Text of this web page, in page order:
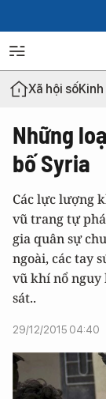
Xã hội số
Những
bố Syria
Các lực lượng
vũ trang tự
gia quân sự
ngoài, các tay
vũ khí nổ nguy
sát..
29/12/2015 04:40